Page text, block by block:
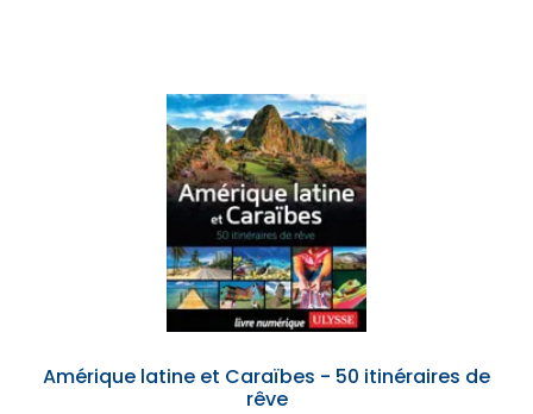
Amérique latine et Caraïbes - 50 itinéraires de
rêve